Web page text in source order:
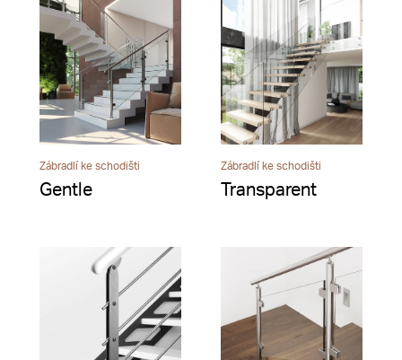
Zábradlí ke schodišti
Gentle
Zábradlí ke schodišti
Transparent